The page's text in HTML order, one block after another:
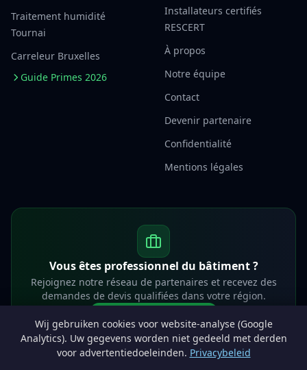
Wij gebruiken cookies voor website-analyse (Google
Analytics). Uw gegevens worden niet gedeeld met derden
voor advertentiedoeleinden. Privacybeleid
Traitement humidité
Tournai
Carreleur Bruxelles
Guide Primes 2026
Installateurs certifiés
RESCERT
À propos
Notre équipe
Contact
Devenir partenaire
Confidentialité
Mentions légales
Vous êtes professionnel du bâtiment ?
Rejoignez notre réseau de partenaires et recevez des
demandes de devis qualifiées dans votre région.
info@lesprosdemaville.be